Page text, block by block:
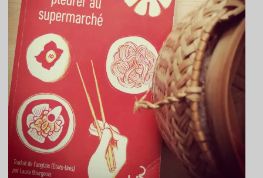
ET
LES
PAS
DE
CÔTÉ,
SURTOUT
DE
LIVRES,
DONC,
MAIS
NE
PAS
S’INTERDIRE
D’AUTRES
HORIZONS.
JETER
L’EAU
OU
SE
REMETTRE
EN
SELLE
ET
VOIR
QUI
ADVIENT.
AIRE(S)
LIBRE(S),